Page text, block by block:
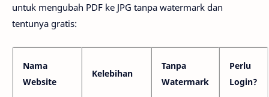
untuk mengubah PDF ke JPG tanpa watermark dan
tentunya gratis:
Nama
Website
Kelebihan
Tanpa
Watermark
Perlu
Login?